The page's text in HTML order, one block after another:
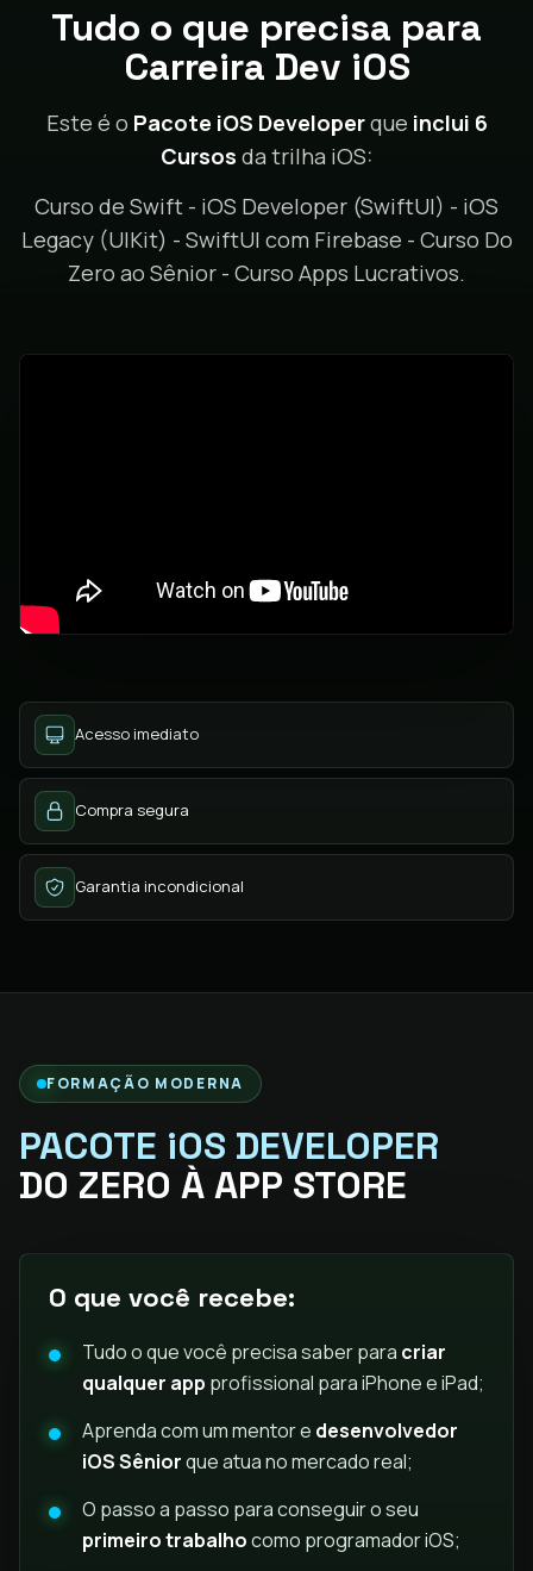
Tudo o que precisa para
Carreira Dev iOS
Este é o Pacote iOS Developerque inclui 6
Cursos da trilha iOS:
Curso de Swift - iOS Developer (SwiftUI) - iOS
Legacy (UIKit) - SwiftUI com Firebase - Curso Do
Zero ao Sênior - Curso Apps Lucrativos.
Acesso imediato
Compra segura
Garantia incondicional
FORMAÇÃO MODERNA
PACOTE iOS DEVELOPER
DO ZERO À APP STORE
O que você recebe:
Tudo o que você precisa saber para criar
qualquer app profissional para iPhone e iPad;
Aprenda com um mentor e desenvolvedor
iOS Sêniorque atua no mercado real;
O passo a passo para conseguir o seu
primeiro trabalhocomo programador iOS;